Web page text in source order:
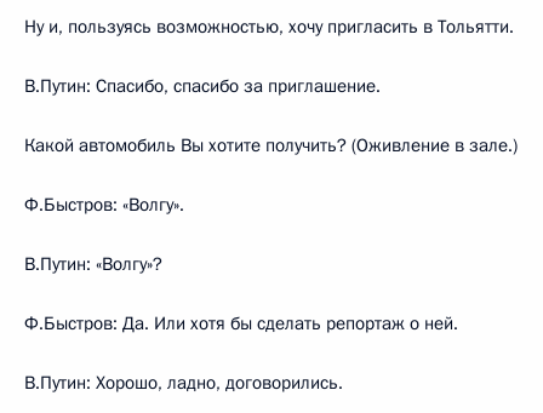
Ну и, пользуясь возможностью, хочу пригласить в Тольятти.
В.Путин: Спасибо, спасибо за приглашение.
Какой автомобиль Вы хотите получить? (Оживление в зале.)
Ф.Быстров: «Волгу».
В.Путин: «Волгу»?
Ф.Быстров: Да. Или хотя бы сделать репортаж о ней.
В.Путин: Хорошо, ладно, договорились.